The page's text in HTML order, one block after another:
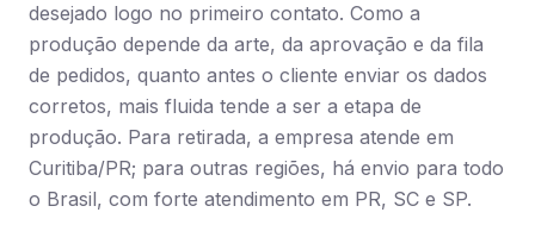
desejado logo no primeiro contato. Como a
produção depende da arte, da aprovação e da fila
de pedidos, quanto antes o cliente enviar os dados
corretos, mais fluida tende a ser a etapa de
produção. Para retirada, a empresa atende em
Curitiba/PR; para outras regiões, há envio para todo
o Brasil, com forte atendimento em PR, SC e SP.